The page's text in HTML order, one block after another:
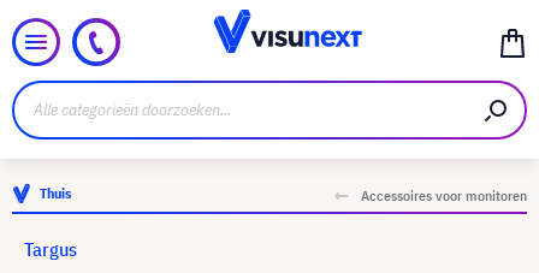
Thuis Accessoires voor monitoren
Targus